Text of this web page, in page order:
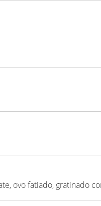
ovo fatiado, gratinado